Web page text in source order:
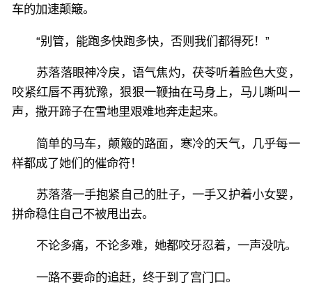
车的加速颠簸。
“别管，能跑多快跑多快，否则我们都得死！”
苏落落眼神冷戾，语气焦灼，茯苓听着脸色大变，
咬紧红唇不再犹豫，狠狠一鞭抽在马身上，马儿嘶叫一
声，撒开蹄子在雪地里艰难地奔走起来。
简单的马车，颠簸的路面，寒冷的天气，几乎每一
样都成了她们的催命符！
苏落落一手抱紧自己的肚子，一手又护着小女婴，
拼命稳住自己不被甩出去。
不论多痛，不论多难，她都咬牙忍着，一声没吭。
一路不要命的追赶，终于到了宫门口。